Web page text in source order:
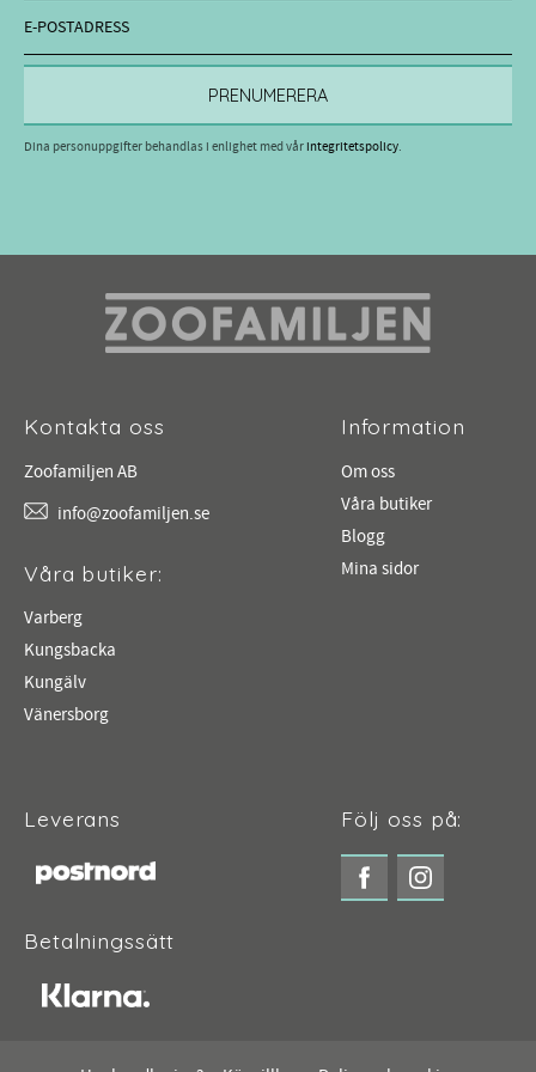
PRENUMERERA
Dina personuppgifter behandlas i enlighet med vårintegritetspolicy.
Kontakta oss
Zoofamiljen AB
info@zoofamiljen.se
Våra butiker:
Varberg
Kungsbacka
Kungälv
Vänersborg
Information
Om oss
Våra butiker
Blogg
Mina sidor
Leverans
Betalningssätt
Följ oss på: